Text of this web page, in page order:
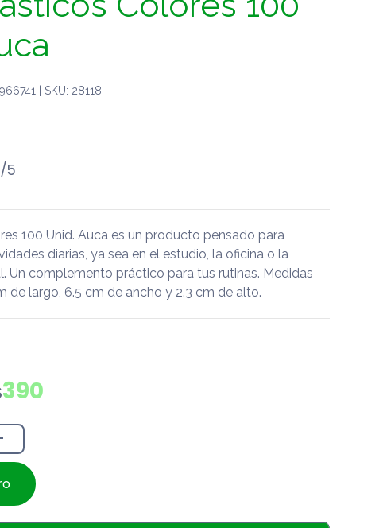
| SKU: 28118
5
100 Unid. Auca es un producto pensado para
diarias, ya sea en el estudio, la oficina o la
Un complemento práctico para tus rutinas. Medidas
de largo, 6.5 cm de ancho y 2.3 cm de alto.
390